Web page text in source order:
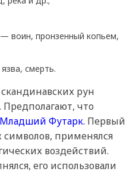
воин, пронзенный копьем,
смерть.
рун
Предполагают, что
Младший Футарк. Первый
применялся
воздействий.
его использовали